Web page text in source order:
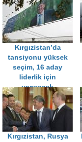
Kırgızistan’da
tansiyonu yüksek
seçim, 16 aday
liderlik için
yarışacak
Kırgızistan, Rusya